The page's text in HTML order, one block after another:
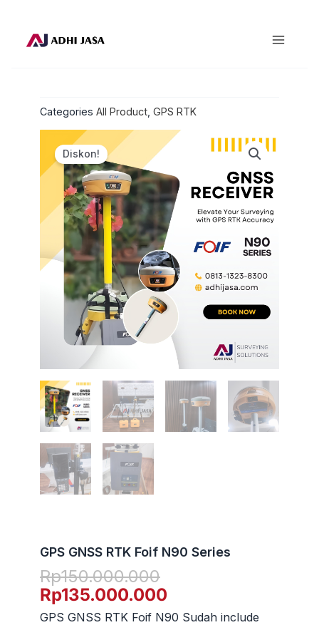
Categories All Product GPS RTK
Diskon!
GPS GNSS RTK Foif N90 Series
Rp150.000.000Harga
aslinya
adalah:
Rp135.000.000
ini
GPS GNSS RTK Foif N90 Sudah include